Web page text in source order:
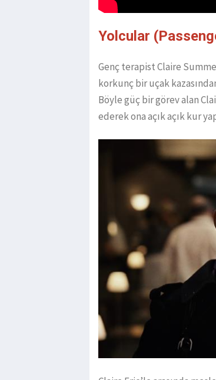
Yolcular
Genç terapist Claire
korkunç bir uçak
Böyle güç bir görev alan
ederek ona açık açık kur